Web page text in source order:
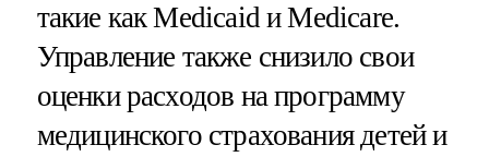
такие как Medicaid и Medicare.
Управление также снизило свои
оценки расходов на программу
медицинского страхования детей и